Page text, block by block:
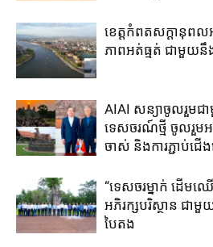
ខេត្ត​កំពត​សក្តានុពល​
ភាពអត់ធ្មត់ ​ជាមួយ​
AIAI សន្យាចូលរួមជ
ទេសចរណ៍ថ្មី ចូលរួម​
ចាស់​ និង​ការ​ភ្ជាប់​ជើ
“ទេសចរម្នាក់ ដើមឈើ
អភិរក្សបរិស្ថាន​ ជា
បៃតង